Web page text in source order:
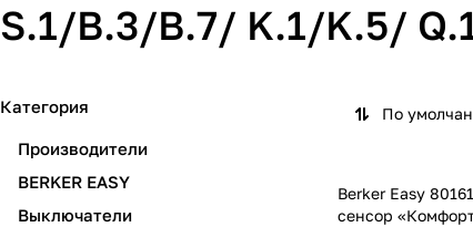
S.1/B.3/B.7/ K.1/K.5/
По
Berker Easy
сенсор
Категория
Производители
BERKER EASY
Выключатели